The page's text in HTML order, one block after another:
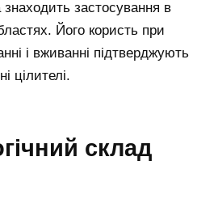
знаходить застосування в
Його користь при
і вживанні підтверджують
цілителі.
склад